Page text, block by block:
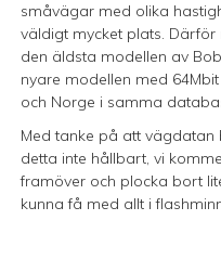
småvägar med olika
väldigt mycket plats. Därför
den äldsta modellen av
nyare modellen med
och Norge i samma
Med tanke på att
detta inte hållbart, vi
framöver och plocka bort
kunna få med allt i